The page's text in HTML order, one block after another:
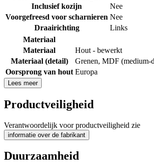
Inclusief kozijn
Nee
Voorgefreesd voor scharnieren Nee
Draairichting
Links
Materiaal
Materiaal
Hout - bewerkt
Materiaal (detail)
Grenen, MDF (medium-
Oorsprong van hout Europa
Lees meer
Productveiligheid
Verantwoordelijk voor productveiligheid zie
informatie over de fabrikant
Duurzaamheid